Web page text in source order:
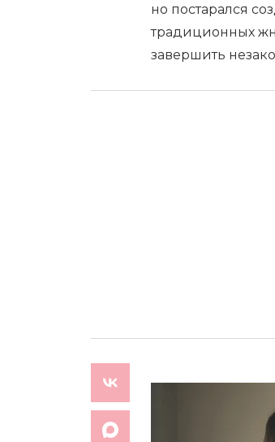
но постарался
традиционных
завершить